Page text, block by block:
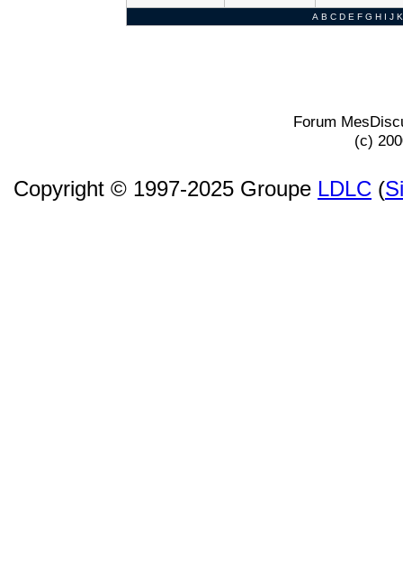
A B C D E F G H I J K
Forum
(c)
Copyright © 1997-2025 Groupe LDLC (